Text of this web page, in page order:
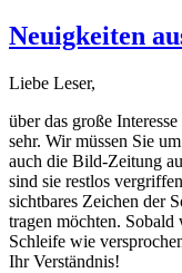
Neuigkeiten
Liebe Leser,
über das große Interesse
sehr. Wir müssen Sie
auch die Bild-Zeitung
sind sie restlos
sichtbares Zeichen der
tragen möchten.
Schleife wie
Ihr Verständnis!